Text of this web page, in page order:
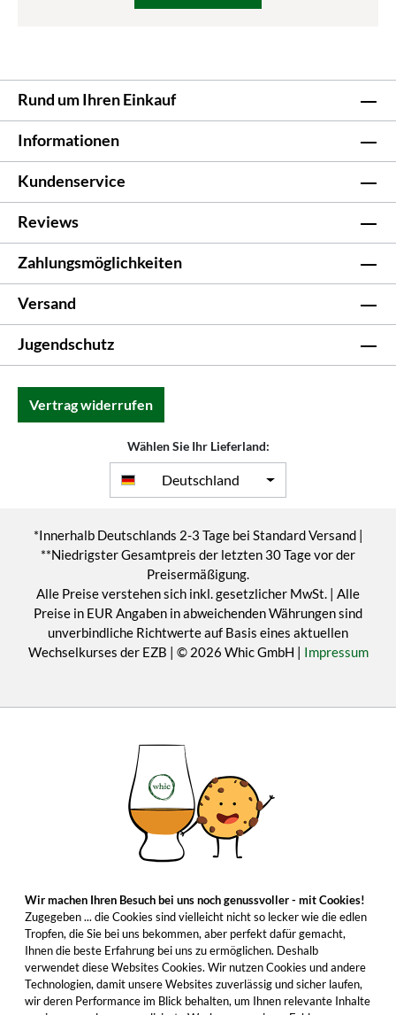
Rund um Ihren Einkauf
Informationen
Kundenservice
Reviews
Zahlungsmöglichkeiten
Versand
Jugendschutz
Vertrag widerrufen
Wählen Sie Ihr Lieferland:
Deutschland
*Innerhalb Deutschlands 2-3 Tage bei Standard Versand |
**Niedrigster Gesamtpreis der letzten 30 Tage vor der
Preisermäßigung.
Alle Preise verstehen sich inkl. gesetzlicher MwSt. | Alle
Preise in EUR Angaben in abweichenden Währungen sind
unverbindliche Richtwerte auf Basis eines aktuellen
Wechselkurses der EZB | © 2026 Whic GmbH | Impressum
Wir machen Ihren Besuch bei uns noch genussvoller - mit Cookies!
Zugegeben ... die Cookies sind vielleicht nicht so lecker wie die edlen
Tropfen, die Sie bei uns bekommen, aber perfekt dafür gemacht,
Ihnen die beste Erfahrung bei uns zu ermöglichen. Deshalb
verwendet diese Websites Cookies. Wir nutzen Cookies und andere
Technologien, damit unsere Websites zuverlässig und sicher laufen,
wir deren Performance im Blick behalten, um Ihnen relevante Inhalte